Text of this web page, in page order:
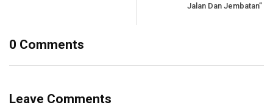
Jalan Dan Jembatan”
0 Comments
Leave Comments